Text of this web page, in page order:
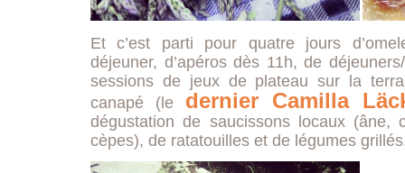
Et c’est parti pour quatre jours
déjeuner, d’apéros dès 11h, de
sessions de jeux de plateau sur la
canapé (le dernier Camilla
dégustation de saucissons locaux (âne,
cèpes), de ratatouilles et de légumes